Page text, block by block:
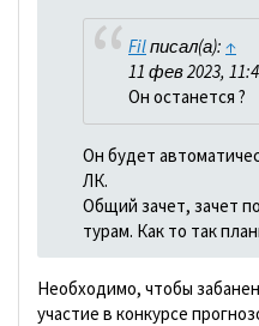
Filписал(а): ↑
11 фев 2023,
Он останется ?
Он будет
ЛК.
Общий зачет, зачет
турам. Как то так
Необходимо, чтобы
участие в конкурсе